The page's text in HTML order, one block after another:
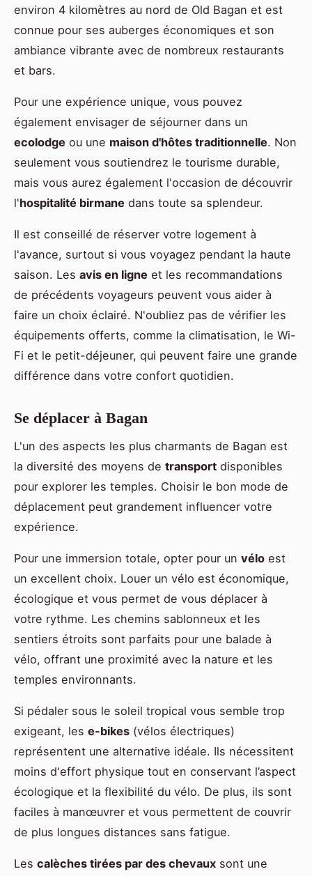
environ 4 kilomètres au nord de Old Bagan et est
connue pour ses auberges économiques et son
ambiance vibrante avec de nombreux restaurants
et bars.
Pour une expérience unique, vous pouvez
également envisager de séjourner dans un
ecolodge ou une maison d'hôtes traditionnelle. Non
seulement vous soutiendrez le tourisme durable,
mais vous aurez également l'occasion de découvrir
l'hospitalité birmane dans toute sa splendeur.
Il est conseillé de réserver votre logement à
l'avance, surtout si vous voyagez pendant la haute
saison. Les avis en ligne et les recommandations
de précédents voyageurs peuvent vous aider à
faire un choix éclairé. N'oubliez pas de vérifier les
équipements offerts, comme la climatisation, le Wi-
Fi et le petit-déjeuner, qui peuvent faire une grande
différence dans votre confort quotidien.
Se déplacer à Bagan
L'un des aspects les plus charmants de Bagan est
la diversité des moyens de transport disponibles
pour explorer les temples. Choisir le bon mode de
déplacement peut grandement influencer votre
expérience.
Pour une immersion totale, opter pour un vélo est
un excellent choix. Louer un vélo est économique,
écologique et vous permet de vous déplacer à
votre rythme. Les chemins sablonneux et les
sentiers étroits sont parfaits pour une balade à
vélo, offrant une proximité avec la nature et les
temples environnants.
Si pédaler sous le soleil tropical vous semble trop
exigeant, les e-bikes (vélos électriques)
représentent une alternative idéale. Ils nécessitent
moins d'effort physique tout en conservant l’aspect
écologique et la flexibilité du vélo. De plus, ils sont
faciles à manœuvrer et vous permettent de couvrir
de plus longues distances sans fatigue.
Les calèches tirées par des chevaux sont une